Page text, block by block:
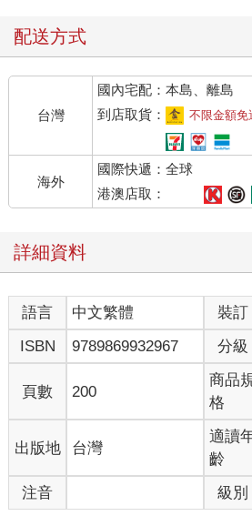
配送方式
台灣
國內宅配：本島、離島
到店取貨：
不限金額免
海外
國際快遞：全球
港澳店取：
詳細資料
語言 中文繁體 裝訂
ISBN
9789869932967 分級
頁數 200
商品
格
出版地 台灣
適讀
齡
注音 級別